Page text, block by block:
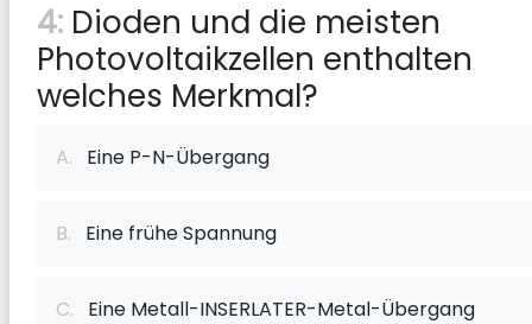
4: Dioden und die meisten
Photovoltaikzellen enthalten
welches Merkmal?
A. Eine P-N-Übergang
B. Eine frühe Spannung
C. Eine Metall-INSERLATER-Metal-Übergang